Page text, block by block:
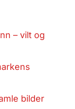
– vilt og
bilder